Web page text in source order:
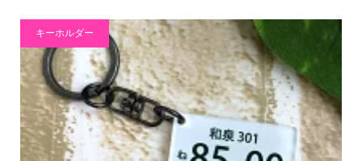
キーホルダー